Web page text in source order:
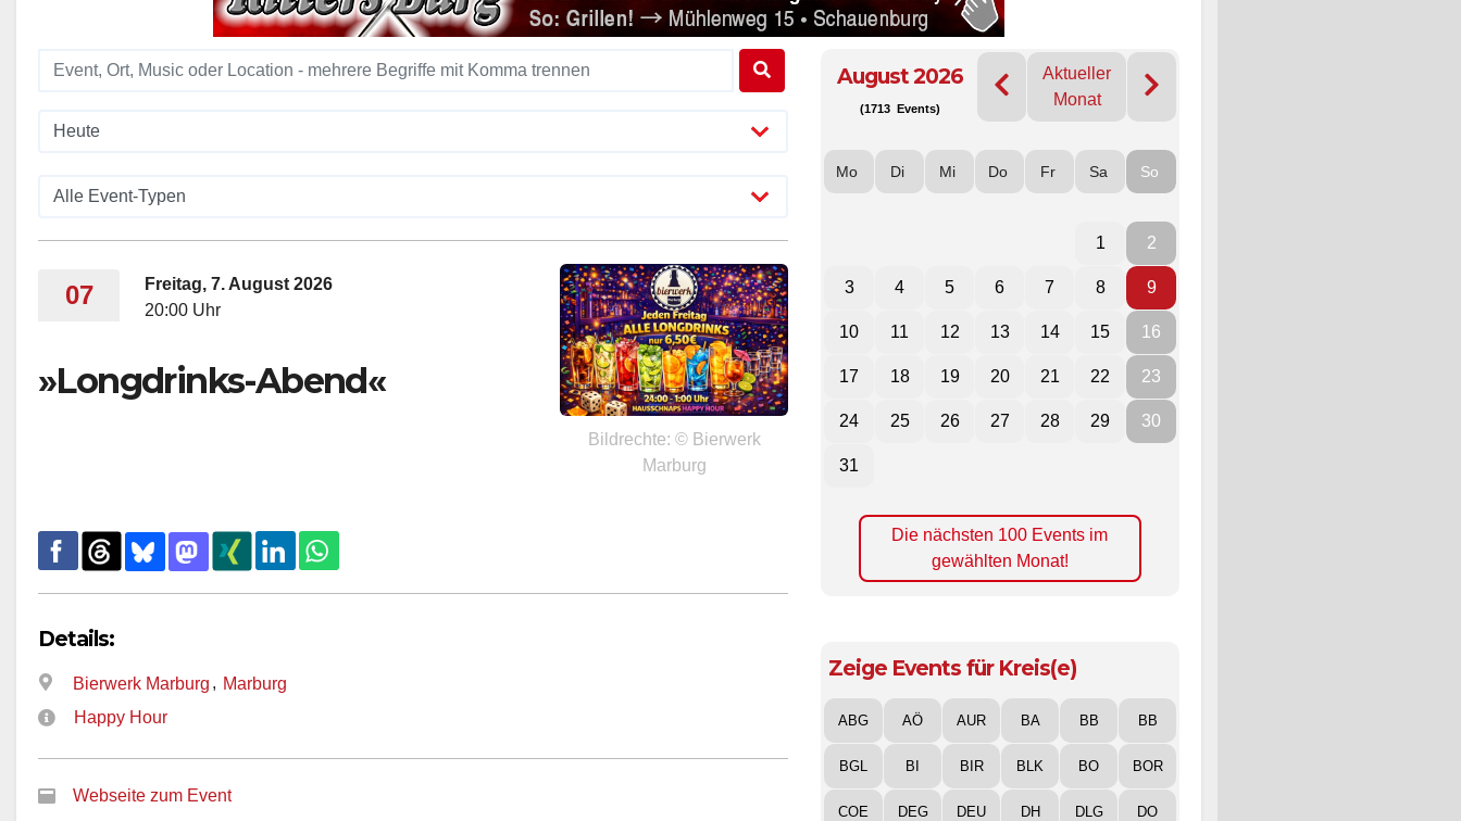
07
Freitag, 7. August 2026
20:00 Uhr
»Longdrinks-Abend«
Bildrechte: © Bierwerk
Marburg
Details:
Bierwerk Marburg , Marburg
Happy Hour
Webseite zum Event
August 2026
(1713 Events)
Aktueller
Monat
Mo Di Mi Do Fr Sa So
1 2
3 4 5 6 7 8 9
10 11 12 13 14 15 16
17 18 19 20 21 22 23
24 25 26 27 28 29 30
31
Die nächsten 100 Events im
gewählten Monat!
Zeige Events für Kreis(e)
ABG AÖ AUR BA BB BB
BGL BI BIR BLK BO BOR
COE DEG DEU DH DLG DO